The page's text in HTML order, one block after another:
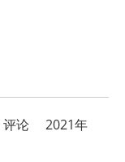
评论
2021年